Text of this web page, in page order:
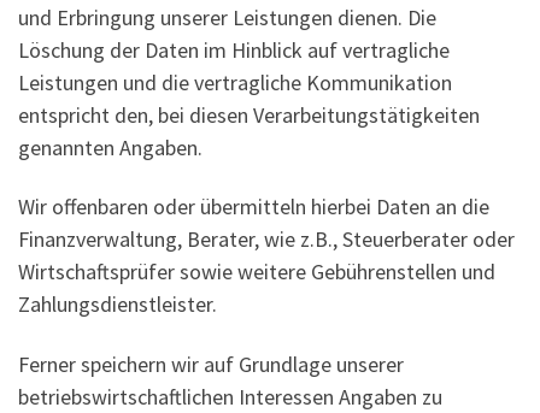
und Erbringung unserer Leistungen dienen. Die
Löschung der Daten im Hinblick auf vertragliche
Leistungen und die vertragliche Kommunikation
entspricht den, bei diesen Verarbeitungstätigkeiten
genannten Angaben.
Wir offenbaren oder übermitteln hierbei Daten an die
Finanzverwaltung, Berater, wie z.B., Steuerberater oder
Wirtschaftsprüfer sowie weitere Gebührenstellen und
Zahlungsdienstleister.
Ferner speichern wir auf Grundlage unserer
betriebswirtschaftlichen Interessen Angaben zu